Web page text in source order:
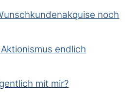
noch
endlich
mit mir?